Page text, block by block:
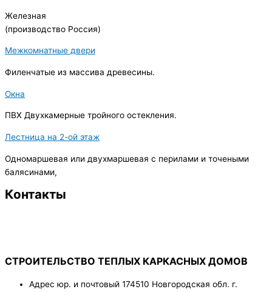
Железная
(производство Россия)
Межкомнатные двери
Филенчатые из массива древесины.
Окна
ПВХ Двухкамерные тройного остекления.
Лестница на 2-ой этаж
Одномаршевая или двухмаршевая с перилами и точеными
балясинами,
Контакты
СТРОИТЕЛЬСТВО ТЕПЛЫХ КАРКАСНЫХ ДОМОВ
Адрес юр. и почтовый 174510 Новгородская обл. г.